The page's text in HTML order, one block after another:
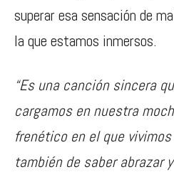
superar esa sensación de
la que estamos inmersos.
“Es una canción sincera
cargamos en nuestra
frenético en el que
también de saber abrazar